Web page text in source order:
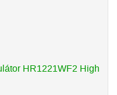
HR1221WF2 High